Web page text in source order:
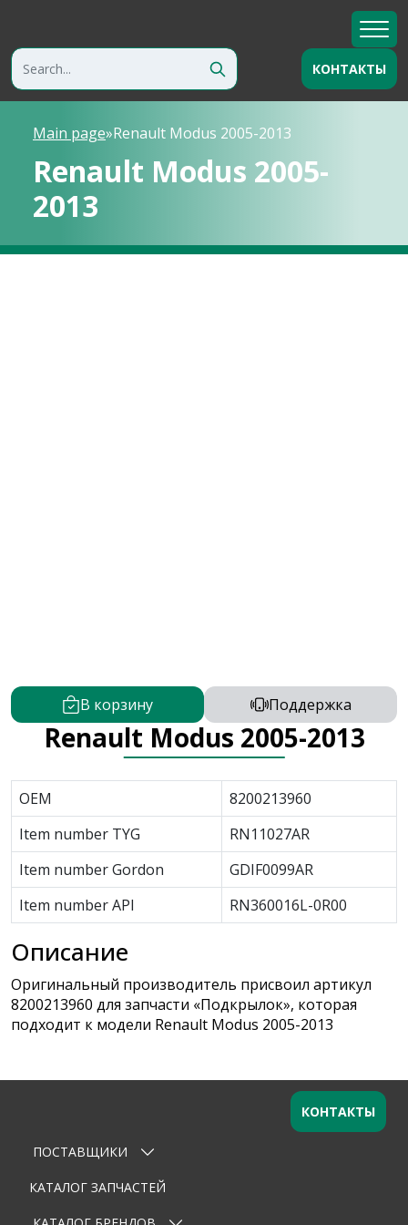
КОНТАКТЫ
Main page»Renault Modus 2005-2013
Renault Modus 2005-
2013
В корзину Поддержка
Renault Modus 2005-2013
OEM
8200213960
Item number TYG
RN11027AR
Item number Gordon
GDIF0099AR
Item number API
RN360016L-0R00
Описание
Оригинальный производитель присвоил артикул
8200213960 для запчасти «Подкрылок», которая
подходит к модели Renault Modus 2005-2013
Оставьте заявку
Ваше имя
ПОСТАВЩИКИ
КАТАЛОГ ЗАПЧАСТЕЙ
КОНТАКТЫ